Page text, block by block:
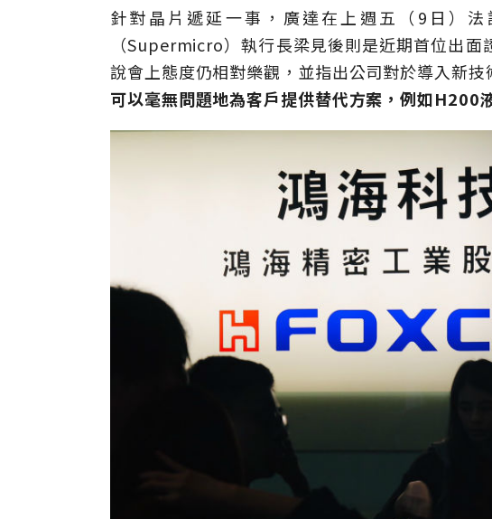
針對晶片遞延一事，廣達在上週五（9日）
（Supermicro）執行長梁見後則是近期首位出
說會上態度仍相對樂觀，並指出公司對於導入新技
可以毫無問題地為客戶提供替代方案，例如H200